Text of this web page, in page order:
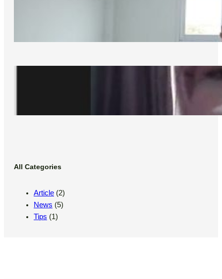
Mahasiswa Antusias Mengikuti Webinar
Series #2 Softs Skill for Jobseeker yang
All Categories
Article (2)
News (5)
Tips (1)